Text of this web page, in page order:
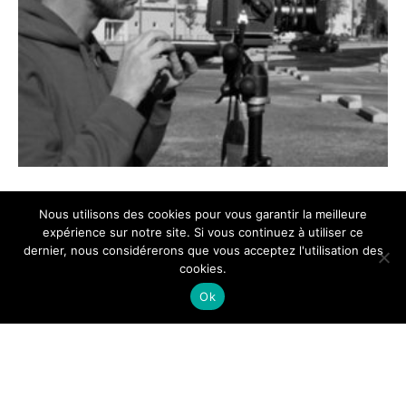
Nous utilisons des cookies pour vous garantir la meilleure
expérience sur notre site. Si vous continuez à utiliser ce
dernier, nous considérerons que vous acceptez l'utilisation des
cookies.
Ok